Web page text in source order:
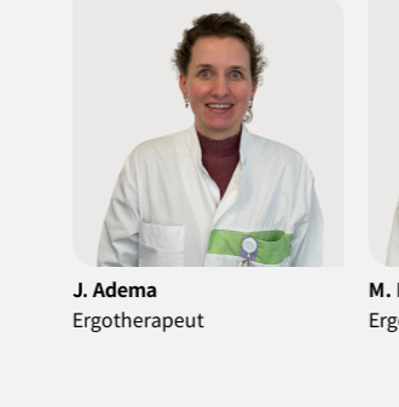
Ergotherapeut